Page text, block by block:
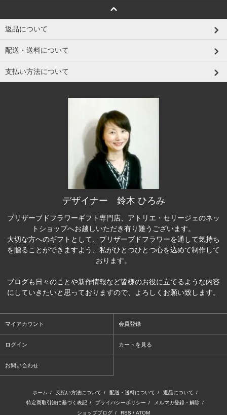
返品について
配送・送料について
支払い方法について
デザイナー 鈴木 ひろみ
プリザーブドフラワーギフト専門店、アトリエ・セリージェのネッ
トショップへお越しいただき有り難うございます。
大切な方へのギフトとして、プリザーブドフラワーを通して気持ち
を贈ることができますよう、私がひとつひとつ心を込めて制作して
おります。
ブログも日々のことや新作情報など皆様のお役に立てるような内容
にしていきたいと思っておりますので、よろしくお願い致します。
マイアカウント 会員登録
ログイン カートを見る
お問い合わせ
ホーム / 支払い方法について / 配送・送料について / 返品について /
特定商取引法に基づく表記 / プライバシーポリシー / メルマガ登録・解除 /
ショップブログ / RSS / ATOM